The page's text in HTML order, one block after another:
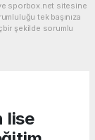
ve sporbox.net sitesine
tek başınıza
şekilde sorumlu
lise